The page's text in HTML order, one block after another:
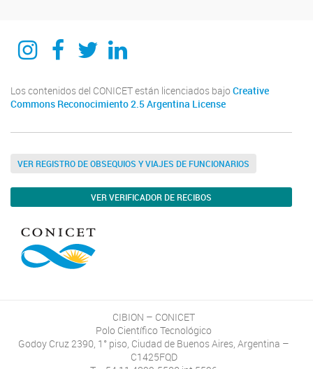
Instagram
Facebook
TwitterLinkedin
Los contenidos del CONICET están licenciados bajo Creative
Commons Reconocimiento 2.5 Argentina License
VER REGISTRO DE OBSEQUIOS Y VIAJES DE FUNCIONARIOS
VER VERIFICADOR DE RECIBOS
CIBION – CONICET
Polo Científico Tecnológico
Godoy Cruz 2390, 1° piso, Ciudad de Buenos Aires, Argentina –
C1425FQD